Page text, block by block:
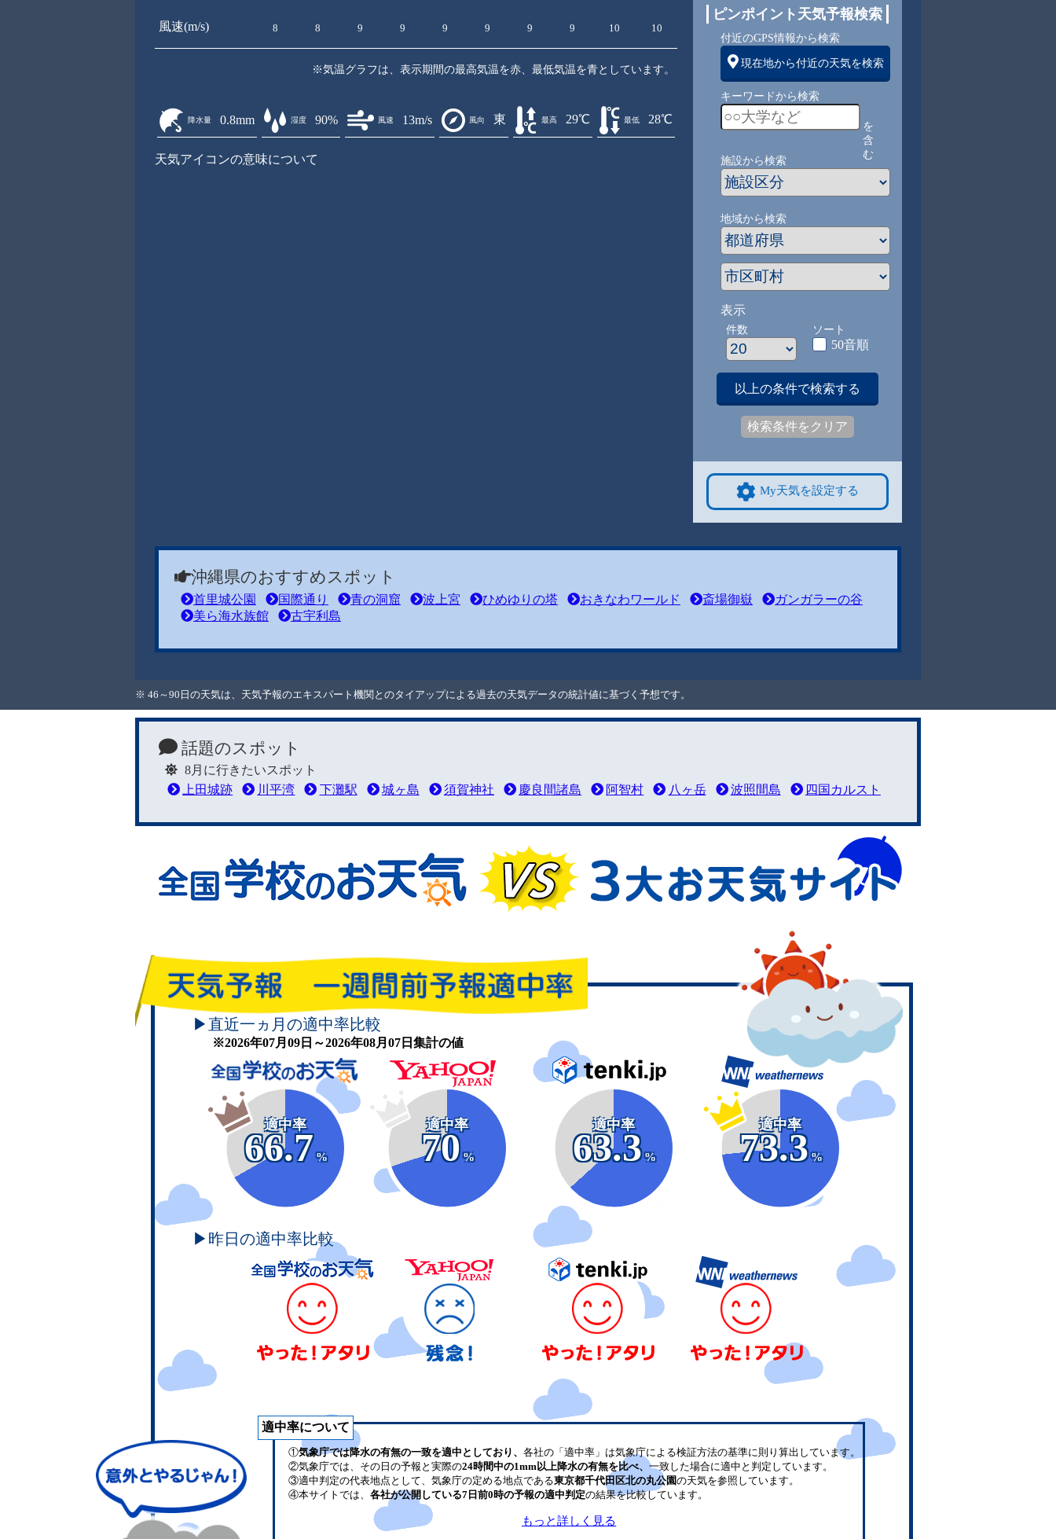
風速(m/s) 8 8 9 9 9 9 9 9 10 10
※気温グラフは、表示期間の最高気温を赤、最低気温を青としています。
降水量 0.8mm 湿度 90% 風速 13m/s 風向 東 最高 29℃ 最低 28℃
天気アイコンの意味について
ピンポイント天気予報検索
付近のGPS情報から検索
現在地から付近の天気を検索
キーワードから検索
を
含
む
施設から検索
地域から検索
表示
件数 ソート
50音順
以上の条件で検索する
検索条件をクリア
My天気を設定する
沖縄県のおすすめスポット
首里城公園 国際通り 青の洞窟 波上宮 ひめゆりの塔 おきなわワールド 斎場御嶽
ガンガラーの谷
美ら海水族館
古宇利島
※ 46～90日の天気は、天気予報のエキスパート機関とのタイアップによる過去の天気データの統計値に基づく予想です。
話題のスポット
8月に行きたいスポット
上田城跡
川平湾 下灘駅 城ヶ島 須賀神社 慶良間諸島 阿智村 八ヶ岳 波照間島 四国カルスト
▶直近一ヵ月の適中率比較
※2026年07月09日～2026年08月07日集計の値
適中率
66.7
%
適中率
70
%
適中率
63.3
%
適中率
73.3
%
▶昨日の適中率比較
適中率について
①気象庁では降水の有無の一致を適中としており、 各社の「適中率」は気象庁による検証方法の基準に則り算出しています。
②気象庁では、その日の予報と実際の24時間中の1mm以上降水の有無を比べ、 一致した場合に適中と判定しています。
③適中判定の代表地点として、気象庁の定める地点である東京都千代田区北の丸公園の天気を参照しています。
④本サイトでは、 各社が公開している7日前0時の予報の適中判定の結果を比較しています。
もっと詳しく見る